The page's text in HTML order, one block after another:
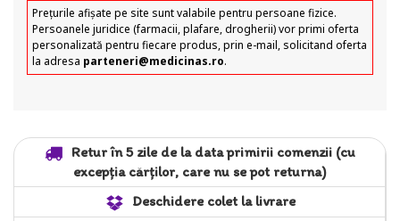
Prețurile afișate pe site sunt valabile pentru persoane fizice.
Persoanele juridice (farmacii, plafare, drogherii) vor primi oferta
personalizată pentru fiecare produs, prin e-mail, solicitand oferta
la adresa parteneri@medicinas.ro.
Retur în 5 zile de la data primirii comenzii (cu
excepția cărților, care nu se pot returna)
Deschidere colet la livrare